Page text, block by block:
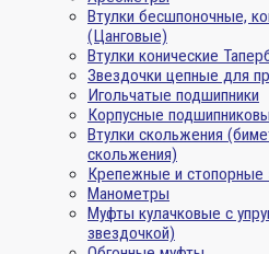
Втулки бесшпоночные,
(Цанговые)
Втулки конические
Звездочки цепные для
Игольчатые подшипники
Корпусные
Втулки скольжения
скольжения)
Крепежные и стопорные
Манометры
Муфты кулачковые с
звездочкой)